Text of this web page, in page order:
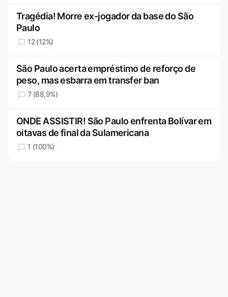
Tragédia! Morre ex-jogador da base do São
Paulo
12 (12%)
São Paulo acerta empréstimo de reforço de
peso, mas esbarra em transfer ban
7 (88,9%)
ONDE ASSISTIR! São Paulo enfrenta Bolívar em
oitavas de final da Sulamericana
1 (100%)